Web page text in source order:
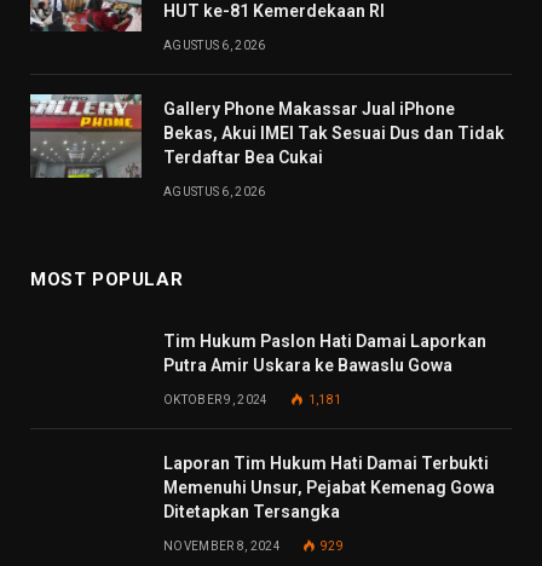
HUT ke-81 Kemerdekaan RI
AGUSTUS 6, 2026
Gallery Phone Makassar Jual iPhone
Bekas, Akui IMEI Tak Sesuai Dus dan Tidak
Terdaftar Bea Cukai
AGUSTUS 6, 2026
MOST POPULAR
Tim Hukum Paslon Hati Damai Laporkan
Putra Amir Uskara ke Bawaslu Gowa
OKTOBER 9, 2024 1,181
Laporan Tim Hukum Hati Damai Terbukti
Memenuhi Unsur, Pejabat Kemenag Gowa
Ditetapkan Tersangka
NOVEMBER 8, 2024 929